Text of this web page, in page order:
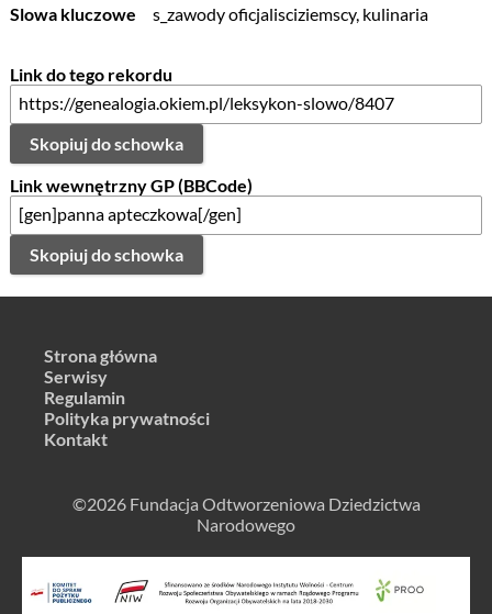
Slowa kluczowe
s_zawody oficjalisciziemscy, kulinaria
Link do tego rekordu
Skopiuj do schowka
Link wewnętrzny GP (BBCode)
Skopiuj do schowka
Strona główna
Serwisy
Regulamin
Polityka prywatności
Kontakt
©2026 Fundacja Odtworzeniowa Dziedzictwa
Narodowego